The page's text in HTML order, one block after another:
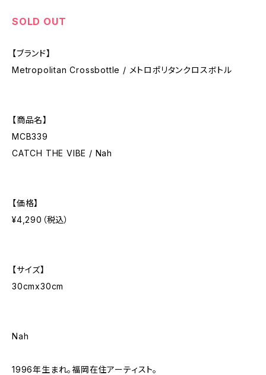
SOLD OUT
【ブランド】
Metropolitan Crossbottle / メトロポリタンクロスボトル
【商品名】
MCB339
CATCH THE VIBE / Nah
【価格】
¥4,290（税込）
【サイズ】
30cmx30cm
Nah
1996年生まれ。福岡在住アーティスト。